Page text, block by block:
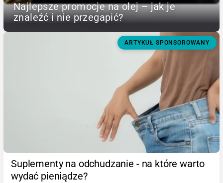
Najlepsze promocje na olej – jak je
znaleźć i nie przegapić?
ARTYKUŁ SPONSOROWANY
Suplementy na odchudzanie - na które warto
wydać pieniądze?